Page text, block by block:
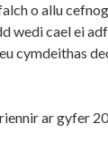
o allu
wedi cael ei
cymdeithas
ar gyfer